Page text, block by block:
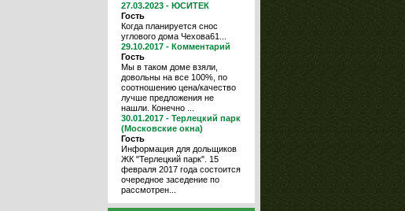
27.03.2023 - ЮСИТЕК
Гость
Когда планируется снос
углового дома Чехова61...
29.10.2017 - Комментарий
Гость
Мы в таком доме взяли,
довольны на все 100%, по
соотношению цена/качество
лучше предложения не
нашли. Конечно ...
30.01.2017 - Терлецкий парк
(Московские окна)
Гость
Информация для дольщиков
ЖК "Терлецкий парк". 15
февраля 2017 года состоится
очередное заседение по
рассмотрен...